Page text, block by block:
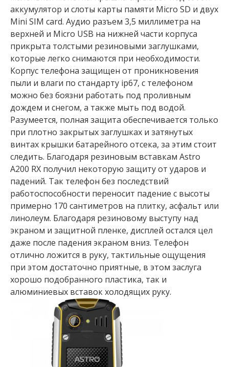
аккумулятор и слоты карты памяти Micro SD и двух
Mini SIM card. Аудио разъем 3,5 миллиметра на
верхней и Micro USB на нижней части корпуса
прикрыта толстыми резиновыми заглушками,
которые легко снимаются при необходимости.
Корпус телефона защищен от проникновения
пыли и влаги по стандарту ip67, с телефоном
можно без боязни работать под проливным
дождем и снегом, а также мыть под водой.
Разумеется, полная защита обеспечивается только
при плотно закрытых заглушках и затянутых
винтах крышки батарейного отсека, за этим стоит
следить. Благодаря резиновым вставкам Astro
A200 RX получил некоторую защиту от ударов и
падений. Так телефон без последствий
работоспособности переносит падение с высоты
примерно 170 сантиметров на плитку, асфальт или
линолеум. Благодаря резиновому выступу над
экраном и защитной пленке, дисплей остался цел
даже после падения экраном вниз. Телефон
отлично ложится в руку, тактильные ощущения
при этом достаточно приятные, в этом заслуга
хорошо подобранного пластика, так и
алюминиевых вставок холодящих руку.